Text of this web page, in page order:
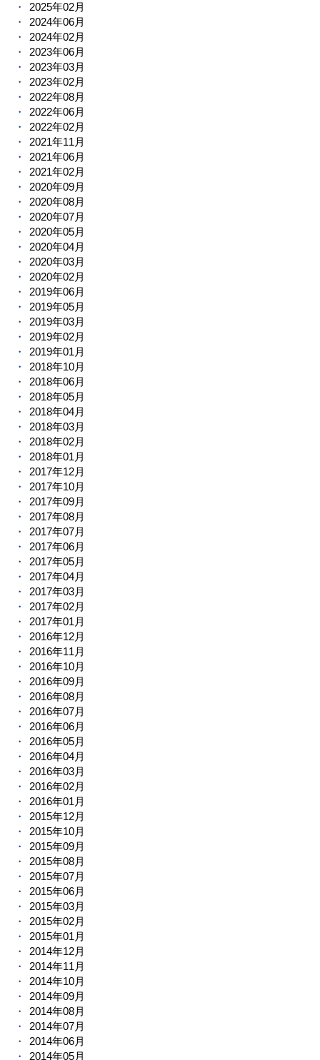
2025年02月
2024年06月
2024年02月
2023年06月
2023年03月
2023年02月
2022年08月
2022年06月
2022年02月
2021年11月
2021年06月
2021年02月
2020年09月
2020年08月
2020年07月
2020年05月
2020年04月
2020年03月
2020年02月
2019年06月
2019年05月
2019年03月
2019年02月
2019年01月
2018年10月
2018年06月
2018年05月
2018年04月
2018年03月
2018年02月
2018年01月
2017年12月
2017年10月
2017年09月
2017年08月
2017年07月
2017年06月
2017年05月
2017年04月
2017年03月
2017年02月
2017年01月
2016年12月
2016年11月
2016年10月
2016年09月
2016年08月
2016年07月
2016年06月
2016年05月
2016年04月
2016年03月
2016年02月
2016年01月
2015年12月
2015年10月
2015年09月
2015年08月
2015年07月
2015年06月
2015年03月
2015年02月
2015年01月
2014年12月
2014年11月
2014年10月
2014年09月
2014年08月
2014年07月
2014年06月
2014年05月